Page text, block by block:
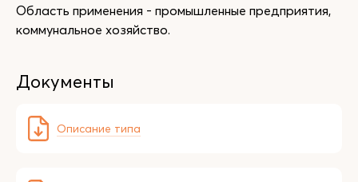
Область применения - промышленные предприятия,
коммунальное хозяйство.
Документы
Описание типа